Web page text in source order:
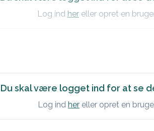
Log ind her eller opret en
Du skal være logget ind for at se
Log ind her eller opret en